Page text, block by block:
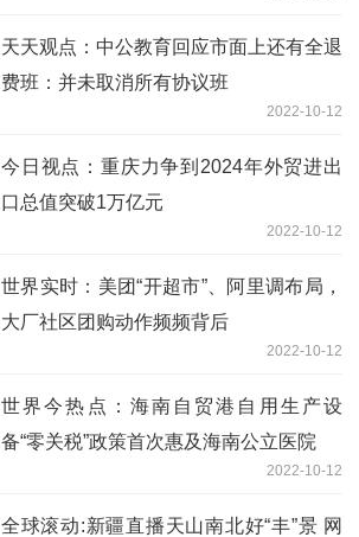
天天观点：中公教育回应市面上还有全退
费班：并未取消所有协议班
2022-10-12
今日视点：重庆力争到2024年外贸进出
口总值突破1万亿元
2022-10-12
世界实时：美团“开超市”、阿里调布局，
大厂社区团购动作频频背后
2022-10-12
世界今热点：海南自贸港自用生产设
备“零关税”政策首次惠及海南公立医院
2022-10-12
全球滚动:新疆直播天山南北好“丰”景 网